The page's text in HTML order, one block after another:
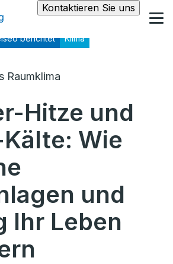
Kontaktieren Sie uns
berichtet Klima
Hitze und
Wie
und
Ihr Leben